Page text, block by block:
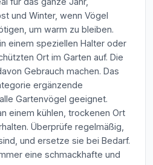
und Winter, wenn Vögel
um warm zu bleiben.
einem speziellen Halter oder
Ort im Garten auf. Die
Gebrauch machen. Das
ergänzende
Gartenvögel geeignet.
einem kühlen, trockenen Ort
Überprüfe regelmäßig,
und ersetze sie bei Bedarf.
eine schmackhafte und